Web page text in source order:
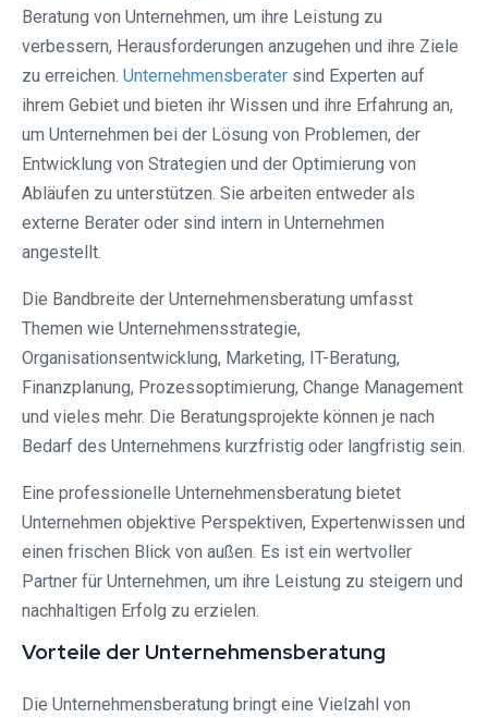
Beratung von Unternehmen, um ihre Leistung zu
verbessern, Herausforderungen anzugehen und ihre Ziele
zu erreichen. Unternehmensberater sind Experten auf
ihrem Gebiet und bieten ihr Wissen und ihre Erfahrung an,
um Unternehmen bei der Lösung von Problemen, der
Entwicklung von Strategien und der Optimierung von
Abläufen zu unterstützen. Sie arbeiten entweder als
externe Berater oder sind intern in Unternehmen
angestellt.
Die Bandbreite der Unternehmensberatung umfasst
Themen wie Unternehmensstrategie,
Organisationsentwicklung, Marketing, IT-Beratung,
Finanzplanung, Prozessoptimierung, Change Management
und vieles mehr. Die Beratungsprojekte können je nach
Bedarf des Unternehmens kurzfristig oder langfristig sein.
Eine professionelle Unternehmensberatung bietet
Unternehmen objektive Perspektiven, Expertenwissen und
einen frischen Blick von außen. Es ist ein wertvoller
Partner für Unternehmen, um ihre Leistung zu steigern und
nachhaltigen Erfolg zu erzielen.
Vorteile der Unternehmensberatung
Die Unternehmensberatung bringt eine Vielzahl von